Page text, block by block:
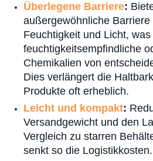
Überlegene Barriere:
außergewöhnliche
Feuchtigkeit und Licht, was
feuchtigkeitsempfindliche
Chemikalien von
Dies verlängert die
Produkte oft erheblich.
Leicht und kompakt:
Versandgewicht und den
Vergleich zu starren
senkt so die Logistikkosten.